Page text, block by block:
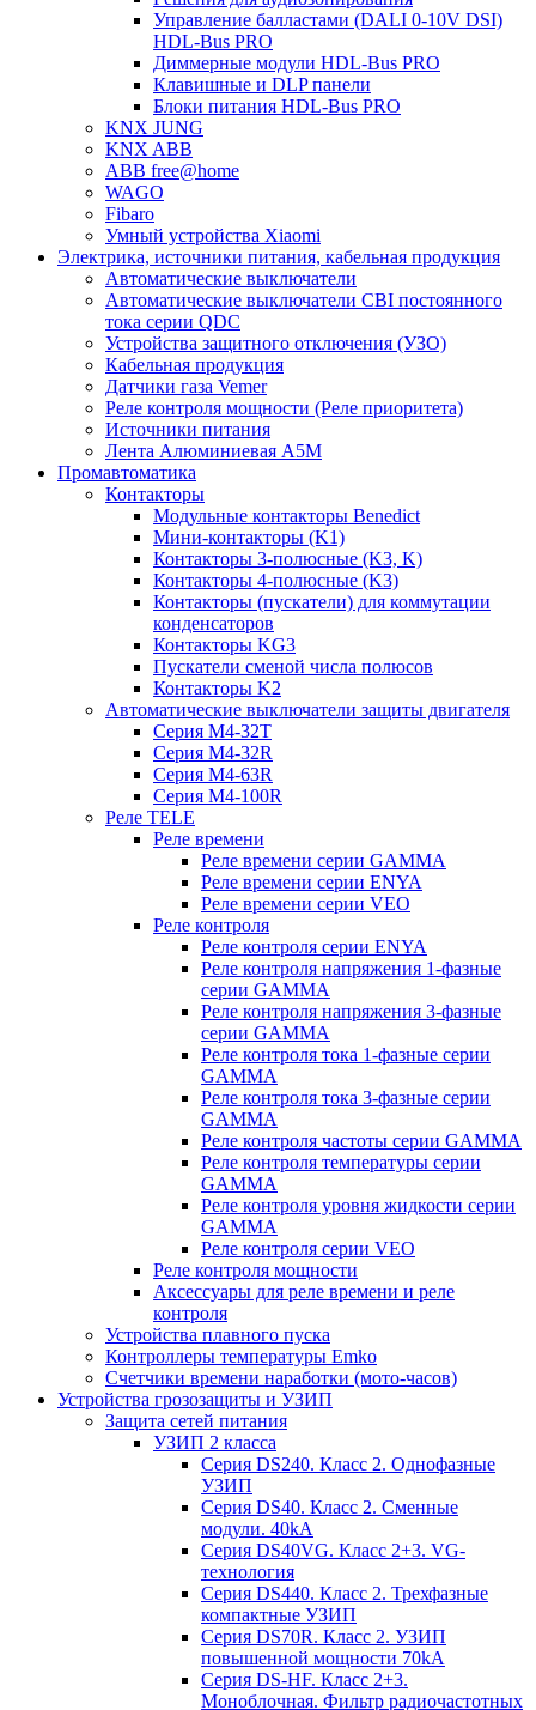
Управление балластами (DALI 0-10V DSI)
HDL-Bus PRO
Диммерные модули HDL-Bus PRO
Клавишные и DLP панели
Блоки питания HDL-Bus PRO
KNX JUNG
KNX ABB
ABB free@home
WAGO
Fibaro
Умный устройства Xiaomi
Электрика, источники питания, кабельная продукция
Автоматические выключатели
Автоматические выключатели CBI постоянного
тока серии QDC
Устройства защитного отключения (УЗО)
Кабельная продукция
Датчики газа Vemer
Реле контроля мощности (Реле приоритета)
Источники питания
Лента Алюминиевая А5М
Промавтоматика
Контакторы
Модульные контакторы Benedict
Мини-контакторы (K1)
Контакторы 3-полюсные (K3, K)
Контакторы 4-полюсные (K3)
Контакторы (пускатели) для коммутации
конденсаторов
Контакторы KG3
Пускатели сменой числа полюсов
Контакторы K2
Автоматические выключатели защиты двигателя
Серия M4-32T
Серия M4-32R
Серия M4-63R
Серия M4-100R
Реле TELE
Реле времени
Реле времени серии GAMMA
Реле времени серии ENYA
Реле времени серии VEO
Реле контроля
Реле контроля серии ENYA
Реле контроля напряжения 1-фазные
серии GAMMA
Реле контроля напряжения 3-фазные
серии GAMMA
Реле контроля тока 1-фазные серии
GAMMA
Реле контроля тока 3-фазные серии
GAMMA
Реле контроля частоты серии GAMMA
Реле контроля температуры серии
GAMMA
Реле контроля уровня жидкости серии
GAMMA
Реле контроля серии VEO
Реле контроля мощности
Аксессуары для реле времени и реле
контроля
Устройства плавного пуска
Контроллеры температуры Emko
Счетчики времени наработки (мото-часов)
Устройства грозозащиты и УЗИП
Защита сетей питания
УЗИП 2 класса
Серия DS240. Класс 2. Однофазные
УЗИП
Серия DS40. Класс 2. Сменные
модули. 40kA
Серия DS40VG. Класс 2+3. VG-
технология
Серия DS440. Класс 2. Трехфазные
компактные УЗИП
Серия DS70R. Класс 2. УЗИП
повышенной мощности 70kA
Серия DS-HF. Класс 2+3.
Моноблочная. Фильтр радиочастотных